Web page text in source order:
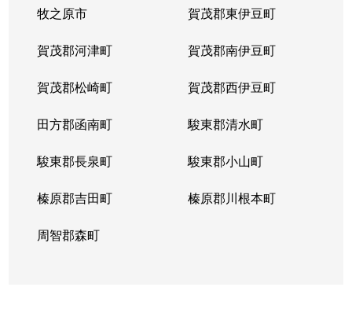
牧之原市 賀茂郡東伊豆町
賀茂郡河津町 賀茂郡南伊豆町
賀茂郡松崎町 賀茂郡西伊豆町
田方郡函南町 駿東郡清水町
駿東郡長泉町 駿東郡小山町
榛原郡吉田町 榛原郡川根本町
周智郡森町